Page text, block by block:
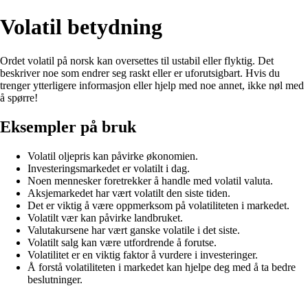
Volatil betydning
Ordet volatil på norsk kan oversettes til ustabil eller flyktig. Det
beskriver noe som endrer seg raskt eller er uforutsigbart. Hvis du
trenger ytterligere informasjon eller hjelp med noe annet, ikke nøl med
å spørre!
Eksempler på bruk
Volatil oljepris kan påvirke økonomien.
Investeringsmarkedet er volatilt i dag.
Noen mennesker foretrekker å handle med volatil valuta.
Aksjemarkedet har vært volatilt den siste tiden.
Det er viktig å være oppmerksom på volatiliteten i markedet.
Volatilt vær kan påvirke landbruket.
Valutakursene har vært ganske volatile i det siste.
Volatilt salg kan være utfordrende å forutse.
Volatilitet er en viktig faktor å vurdere i investeringer.
Å forstå volatiliteten i markedet kan hjelpe deg med å ta bedre
beslutninger.